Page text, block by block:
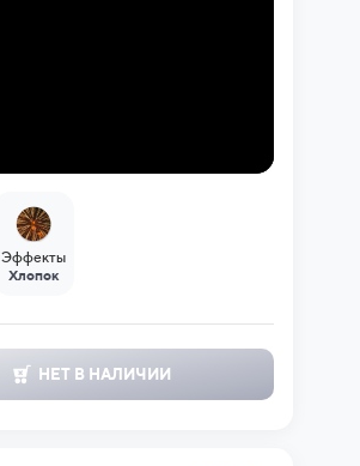
Эффекты
Хлопок
НЕТ В НАЛИЧИИ